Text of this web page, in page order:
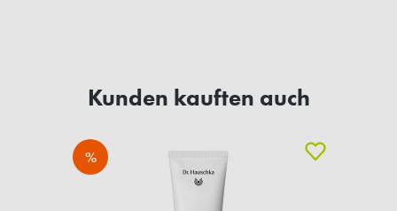
Kunden kauften auch
%